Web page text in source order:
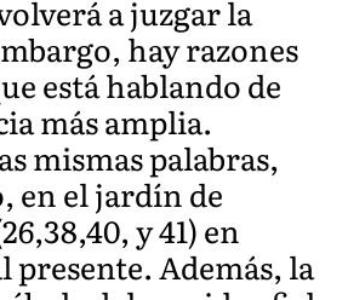
a juzgar la
hay razones
está hablando de
más amplia.
mismas palabras,
en el jardín de
y 41) en
presente. Además, la